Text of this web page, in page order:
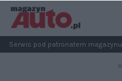
Serwis pod patronatem magazynu